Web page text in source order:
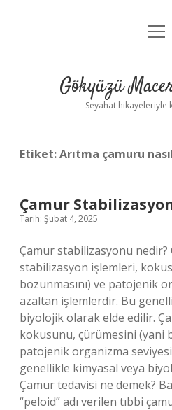
Yasal
Gökyüzü
Seyahat hikayeleriyle
Etiket:Arıtma çamuru
Çamur
Tarih: Şubat 4, 2025
Çamur stabilizasyonu
stabilizasyon işlemleri,
bozunmasını) ve patojenik
azaltan işlemlerdir. Bu
biyolojik olarak elde edilir.
kokusunu, çürümesini (yani
patojenik organizma
genellikle kimyasal veya
Çamur tedavisi ne demek?
“peloid” adı verilen tıbbi